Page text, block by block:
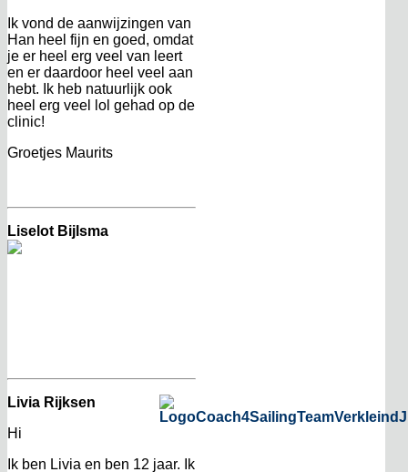
Ik vond de aanwijzingen van
Han heel fijn en goed, omdat
je er heel erg veel van leert
en er daardoor heel veel aan
hebt. Ik heb natuurlijk ook
heel erg veel lol gehad op de
clinic!
Groetjes Maurits
Liselot Bijlsma
Livia Rijksen
Hi
Ik ben Livia en ben 12 jaar. Ik